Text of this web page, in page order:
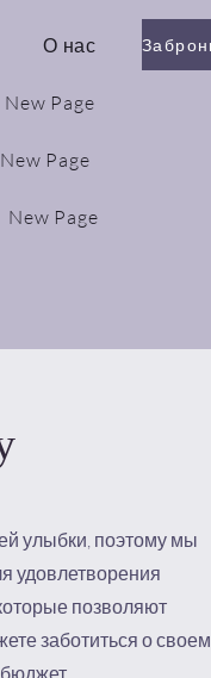
О нас
New Page
New Page
New Page
улыбки, поэтому мы
удовлетворения
позволяют
заботиться о своем